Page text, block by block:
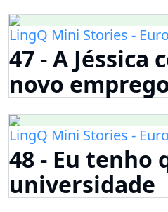
LingQ Mini Stories -
47 - A Jéssica
novo
LingQ Mini Stories -
48 - Eu tenho
universidade